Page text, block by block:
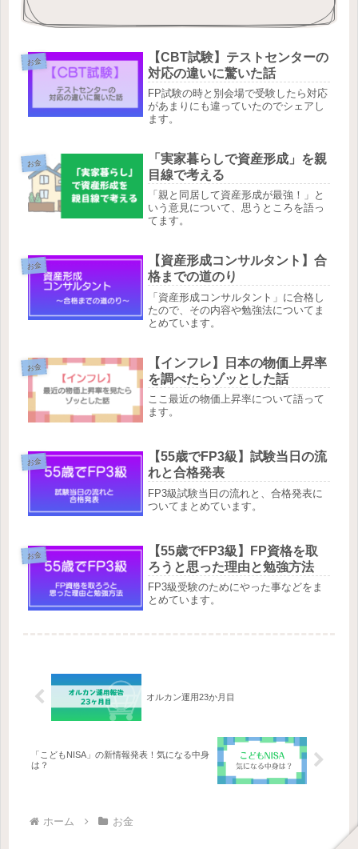
お金
【CBT試験】テストセンターの
対応の違いに驚いた話
FP試験の時と別会場で受験したら対応
があまりにも違っていたのでシェアし
ます。
お金
「実家暮らしで資産形成」を親
目線で考える
「親と同居して資産形成が最強！」と
いう意見について、思うところを語っ
てます。
お金
【資産形成コンサルタント】合
格までの道のり
「資産形成コンサルタント」に合格し
たので、その内容や勉強法についてま
とめています。
お金
【インフレ】日本の物価上昇率
を調べたらゾッとした話
ここ最近の物価上昇率について語って
ます。
お金
【55歳でFP3級】試験当日の流
れと合格発表
FP3級試験当日の流れと、合格発表に
ついてまとめています。
お金
【55歳でFP3級】FP資格を取
ろうと思った理由と勉強方法
FP3級受験のためにやった事などをま
とめています。
オルカン運用23か月目
「こどもNISA」の新情報発表！気になる中身
は？
ホーム お金